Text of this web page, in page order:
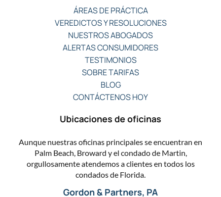
ÁREAS DE PRÁCTICA
VEREDICTOS Y RESOLUCIONES
NUESTROS ABOGADOS
ALERTAS CONSUMIDORES
TESTIMONIOS
SOBRE TARIFAS
BLOG
CONTÁCTENOS HOY
Ubicaciones de oficinas
Aunque nuestras oficinas principales se encuentran en
Palm Beach, Broward y el condado de Martin,
orgullosamente atendemos a clientes en todos los
condados de Florida.
Gordon & Partners, PA